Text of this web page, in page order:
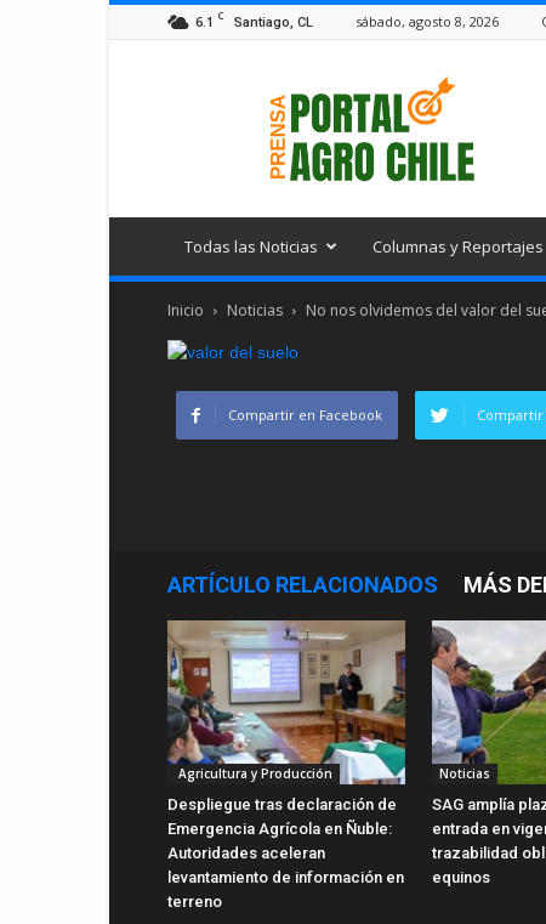
6.1 C Santiago, CL sábado, agosto 8, 2026
Todas las Noticias Columnas y Reportajes
Inicio Noticias No nos olvidemos del valor del
Compartir en Facebook
ARTÍCULO RELACIONADOS MÁS
Agricultura y Producción
Despliegue tras declaración de
Emergencia Agrícola en Ñuble:
Autoridades aceleran
levantamiento de información en
terreno
Noticias
SAG amplía
entrada en
trazabilidad
equinos